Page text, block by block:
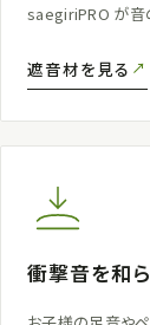
saegiriPRO が音
遮音材を見る
衝撃音を和